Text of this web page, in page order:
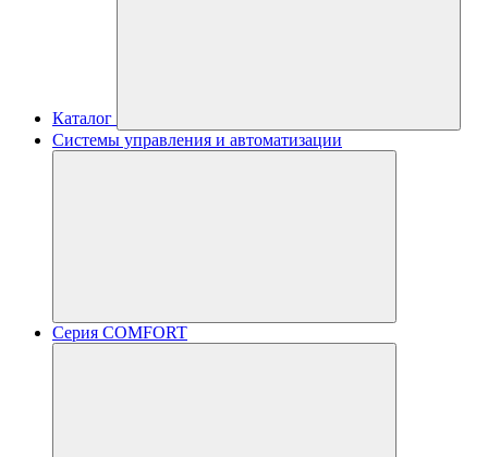
Каталог
Системы управления и автоматизации
Серия COMFORT